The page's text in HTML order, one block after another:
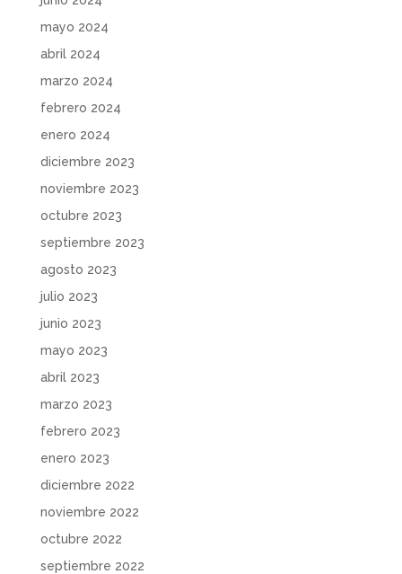
mayo 2024
abril 2024
marzo 2024
febrero 2024
enero 2024
diciembre 2023
noviembre 2023
octubre 2023
septiembre 2023
agosto 2023
julio 2023
junio 2023
mayo 2023
abril 2023
marzo 2023
febrero 2023
enero 2023
diciembre 2022
noviembre 2022
octubre 2022
septiembre 2022